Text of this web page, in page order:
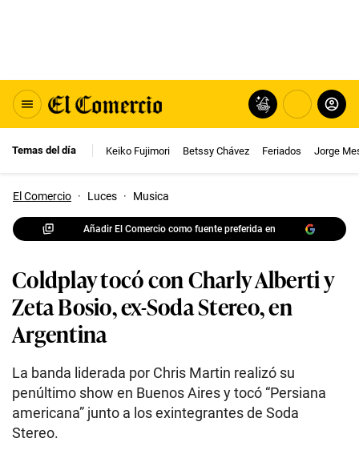
Temas del día Keiko Fujimori Betssy Chávez Feriados Jorge
El Comercio · Luces · Musica
Añadir El Comercio como fuente preferida en
Coldplay tocó con Charly Alberti y
Zeta Bosio, ex-Soda Stereo, en
Argentina
La banda liderada por Chris Martin realizó su
penúltimo show en Buenos Aires y tocó “Persiana
americana” junto a los exintegrantes de Soda
Stereo.